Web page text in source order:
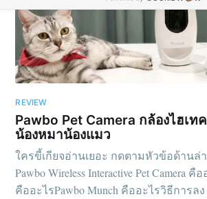
REVIEW
Pawbo Pet Camera กล้องไฮเท
น้องหมาน้องแมว
ใครขี้เกียจอ่านเยอะ กดตามหัวข้อด้านล่
Pawbo Wireless Interactive Pet Camera คื
คืออะไรPawbo Munch คืออะไรวิธีการลง